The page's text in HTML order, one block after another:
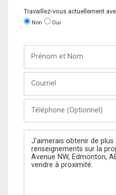
Travaillez-vous actuellement
Non Oui
Nom
(Optionnel)
Message